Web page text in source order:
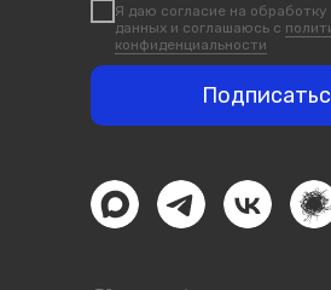
Я даю согласие на
данных и соглашаюсь с
конфиденциальности